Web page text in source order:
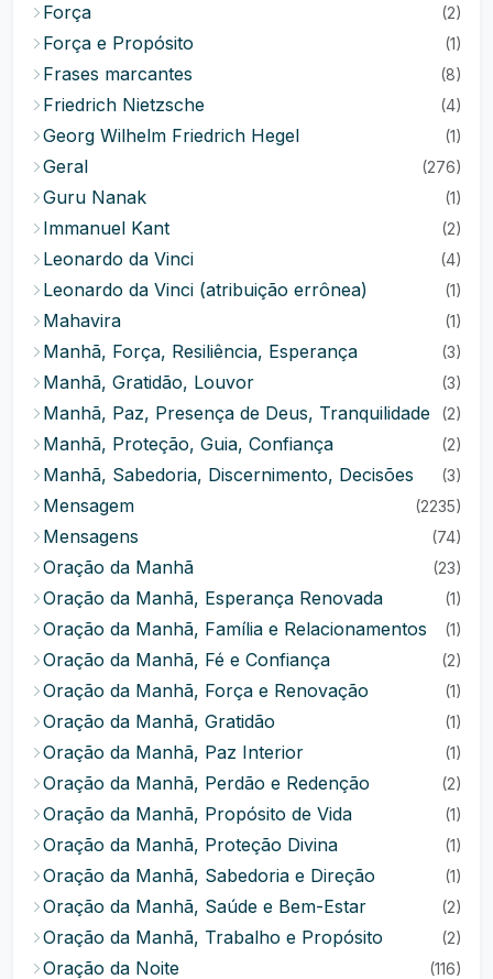
Força (2)
Força e Propósito (1)
Frases marcantes (8)
Friedrich Nietzsche (4)
Georg Wilhelm Friedrich Hegel (1)
Geral (276)
Guru Nanak (1)
Immanuel Kant (2)
Leonardo da Vinci (4)
Leonardo da Vinci (atribuição errônea) (1)
Mahavira (1)
Manhã, Força, Resiliência, Esperança (3)
Manhã, Gratidão, Louvor (3)
Manhã, Paz, Presença de Deus, Tranquilidade (2)
Manhã, Proteção, Guia, Confiança (2)
Manhã, Sabedoria, Discernimento, Decisões (3)
Mensagem (2235)
Mensagens (74)
Oração da Manhã (23)
Oração da Manhã, Esperança Renovada (1)
Oração da Manhã, Família e Relacionamentos (1)
Oração da Manhã, Fé e Confiança (2)
Oração da Manhã, Força e Renovação (1)
Oração da Manhã, Gratidão (1)
Oração da Manhã, Paz Interior (1)
Oração da Manhã, Perdão e Redenção (2)
Oração da Manhã, Propósito de Vida (1)
Oração da Manhã, Proteção Divina (1)
Oração da Manhã, Sabedoria e Direção (1)
Oração da Manhã, Saúde e Bem-Estar (2)
Oração da Manhã, Trabalho e Propósito (2)
Oração da Noite (116)